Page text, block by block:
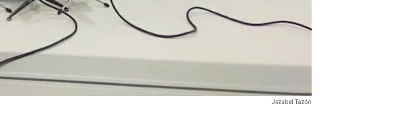
Jezabel Tazón